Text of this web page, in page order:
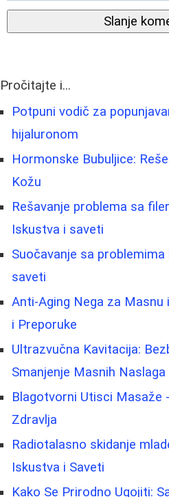
Slanje
Pročitajte i...
Potpuni vodič za
hijaluronom
Hormonske Bubuljice:
Kožu
Rešavanje problema sa
Iskustva i saveti
Suočavanje sa
saveti
Anti-Aging Nega za
i Preporuke
Ultrazvučna Kavitacija:
Smanjenje Masnih Naslaga
Blagotvorni Utisci Masaže
Zdravlja
Radiotalasno skidanje
Iskustva i Saveti
Kako Se Prirodno Ugojiti: